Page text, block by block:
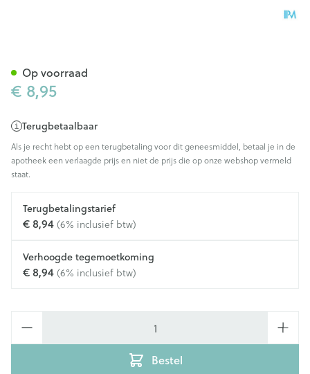
€ 8,95
Terugbetaalbaar
Als je recht hebt op een terugbetaling voor dit geneesmiddel, betaal je in de
apotheek een verlaagde prijs en niet de prijs die op onze webshop vermeld
staat.
Terugbetalingstarief
€ 8,94(6% inclusief btw)
Verhoogde tegemoetkoming
€ 8,94(6% inclusief btw)
Bestel
Op voorraad